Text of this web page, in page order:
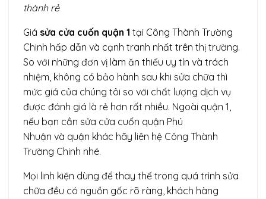
thành rẻ
Giá sửa cửa cuốn quận 1 tại Công Thành Trường
Chinh hấp dẫn và cạnh tranh nhất trên thị trường.
So với những đơn vị làm ăn thiếu uy tín và trách
nhiệm, không có bảo hành sau khi sửa chữa thì
mức giá của chúng tôi so với chất lượng dịch vụ
được đánh giá là rẻ hơn rất nhiều. Ngoài quận 1,
nếu bạn cần sửa cửa cuốn quận Phú
Nhuận và quận khác hãy liên hệ Công Thành
Trường Chinh nhé.
Mọi linh kiện dùng để thay thế trong quá trình sửa
chữa đều có nguồn gốc rõ ràng, khách hàng